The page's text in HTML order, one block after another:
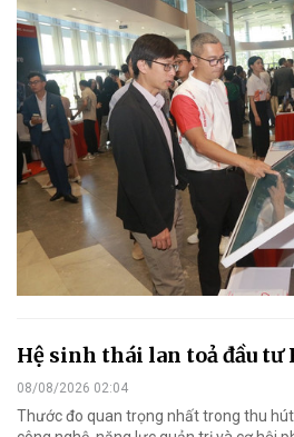
Hệ sinh thái lan toả đầu tư
08/08/2026 02:04
Thước đo quan trọng nhất trong thu